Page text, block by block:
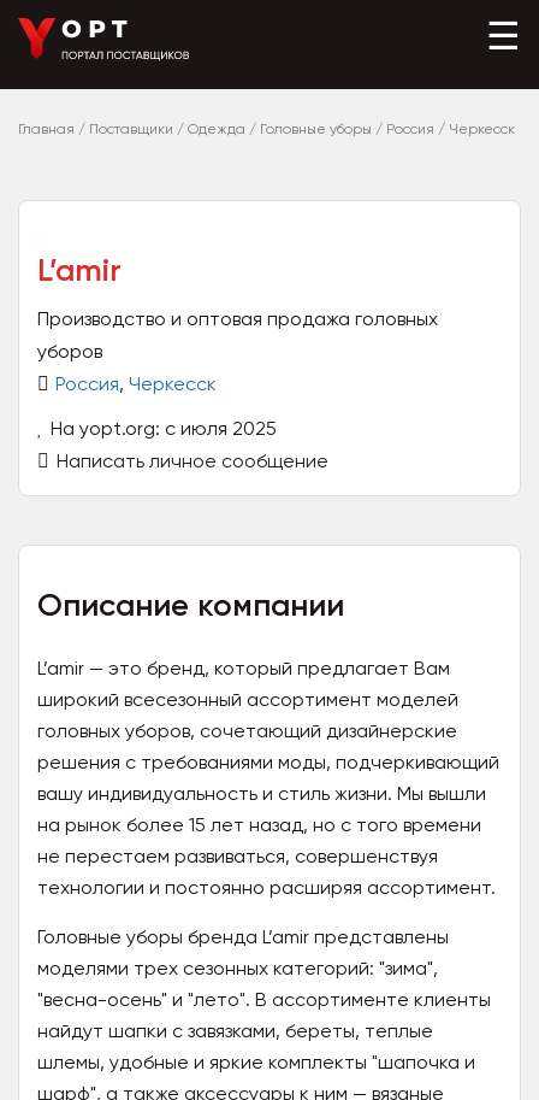
☰
Главная / Поставщики / Одежда / Головные уборы / Россия / Черкесск
L’amir
Производство и оптовая продажа головных
уборов
Россия, Черкесск
На yopt.org: с июля 2025
Написать личное сообщение
Описание компании
L’amir — это бренд, который предлагает Вам
широкий всесезонный ассортимент моделей
головных уборов, сочетающий дизайнерские
решения с требованиями моды, подчеркивающий
вашу индивидуальность и стиль жизни. Мы вышли
на рынок более 15 лет назад, но с того времени
не перестаем развиваться, совершенствуя
технологии и постоянно расширяя ассортимент.
Головные уборы бренда L’amir представлены
моделями трех сезонных категорий: "зима",
"весна-осень" и "лето". В ассортименте клиенты
найдут шапки с завязками, береты, теплые
шлемы, удобные и яркие комплекты "шапочка и
шарф", а также аксессуары к ним — вязаные